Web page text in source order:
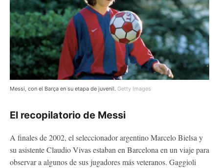
Messi, con el Barça en su etapa de juvenil. Getty Images
El recopilatorio de Messi
A finales de 2002, el seleccionador argentino Marcelo Bielsa y
su asistente Claudio Vivas estaban en Barcelona en un viaje para
observar a algunos de sus jugadores más veteranos. Gaggioli